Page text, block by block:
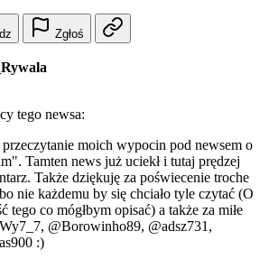
Zgłoś
tego newsa:
moich wypocin pod newsem o
Tamten news już uciekł i tutaj prędzej
Także dziękuję za poświecenie troche
nie każdemu by się chciało tyle czytać (O
tego co mógłbym opisać) a także za miłe
, @Borowinho89, @adsz731 ,
:)